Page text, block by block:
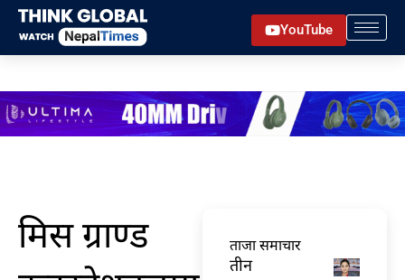
Skip
content
YouTube
मिस ग्राण्ड
ताजा समाचार
तीन